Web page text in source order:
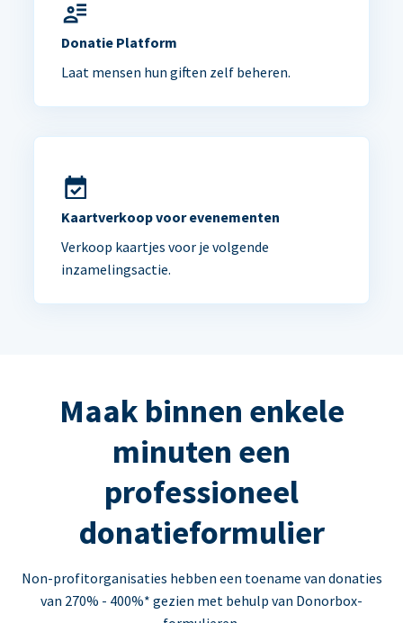
Donatie Platform
Laat mensen hun giften zelf beheren.
Kaartverkoop voor evenementen
Verkoop kaartjes voor je volgende
inzamelingsactie.
Maak binnen enkele
minuten een
professioneel
donatieformulier
Non-profitorganisaties hebben een toename van donaties
van 270% - 400%* gezien met behulp van Donorbox-